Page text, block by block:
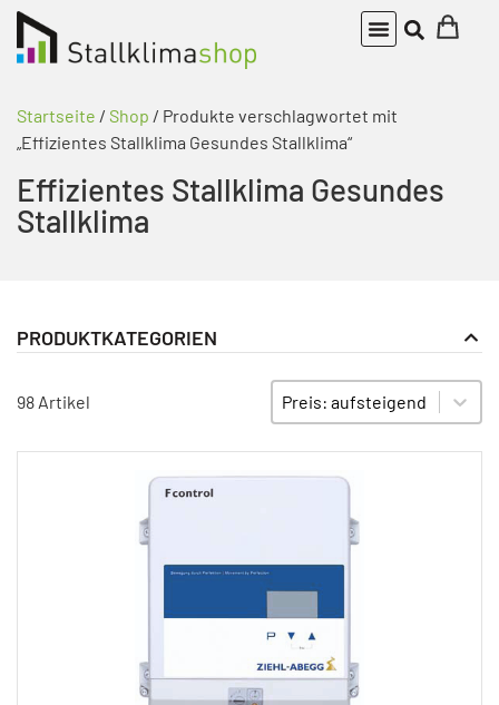
Startseite / Shop / Produkte verschlagwortet mit
„Effizientes Stallklima Gesundes Stallklima“
Effizientes Stallklima Gesundes
Stallklima
PRODUKTKATEGORIEN
98 Artikel
SORTIEREN
Sort content